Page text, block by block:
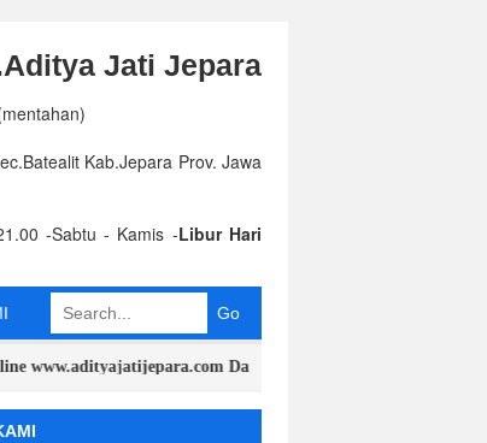
Jati Jepara
Kab.Jepara Prov. Jawa
-Sabtu - Kamis -Libur Hari
Dan Toko Offline (Rumah / Toko )